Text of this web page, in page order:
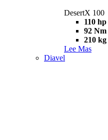
DesertX 100
110 hp
92 Nm
210 kg
Lee Mas
Diavel